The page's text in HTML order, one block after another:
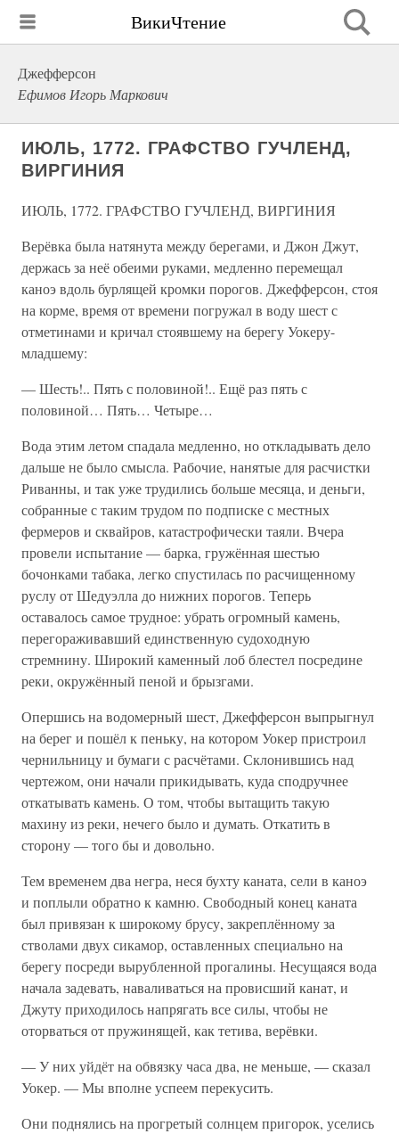
ВикиЧтение
Джефферсон
Ефимов Игорь Маркович
ИЮЛЬ, 1772. ГРАФСТВО ГУЧЛЕНД,
ВИРГИНИЯ
ИЮЛЬ, 1772. ГРАФСТВО ГУЧЛЕНД, ВИРГИНИЯ
Верёвка была натянута между берегами, и Джон Джут,
держась за неё обеими руками, медленно перемещал
каноэ вдоль бурлящей кромки порогов. Джефферсон, стоя
на корме, время от времени погружал в воду шест с
отметинами и кричал стоявшему на берегу Уокеру-
младшему:
— Шесть!.. Пять с половиной!.. Ещё раз пять с
половиной… Пять… Четыре…
Вода этим летом спадала медленно, но откладывать дело
дальше не было смысла. Рабочие, нанятые для расчистки
Риванны, и так уже трудились больше месяца, и деньги,
собранные с таким трудом по подписке с местных
фермеров и сквайров, катастрофически таяли. Вчера
провели испытание — барка, гружённая шестью
бочонками табака, легко спустилась по расчищенному
руслу от Шедуэлла до нижних порогов. Теперь
оставалось самое трудное: убрать огромный камень,
перегораживавший единственную судоходную
стремнину. Широкий каменный лоб блестел посредине
реки, окружённый пеной и брызгами.
Опершись на водомерный шест, Джефферсон выпрыгнул
на берег и пошёл к пеньку, на котором Уокер пристроил
чернильницу и бумаги с расчётами. Склонившись над
чертежом, они начали прикидывать, куда сподручнее
откатывать камень. О том, чтобы вытащить такую
махину из реки, нечего было и думать. Откатить в
сторону — того бы и довольно.
Тем временем два негра, неся бухту каната, сели в каноэ
и поплыли обратно к камню. Свободный конец каната
был привязан к широкому брусу, закреплённому за
стволами двух сикамор, оставленных специально на
берегу посреди вырубленной прогалины. Несущаяся вода
начала задевать, наваливаться на провисший канат, и
Джуту приходилось напрягать все силы, чтобы не
оторваться от пружинящей, как тетива, верёвки.
— У них уйдёт на обвязку часа два, не меньше, — сказал
Уокер. — Мы вполне успеем перекусить.
Они поднялись на прогретый солнцем пригорок, уселись